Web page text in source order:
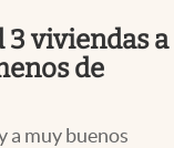
3 viviendas a
de
a muy buenos